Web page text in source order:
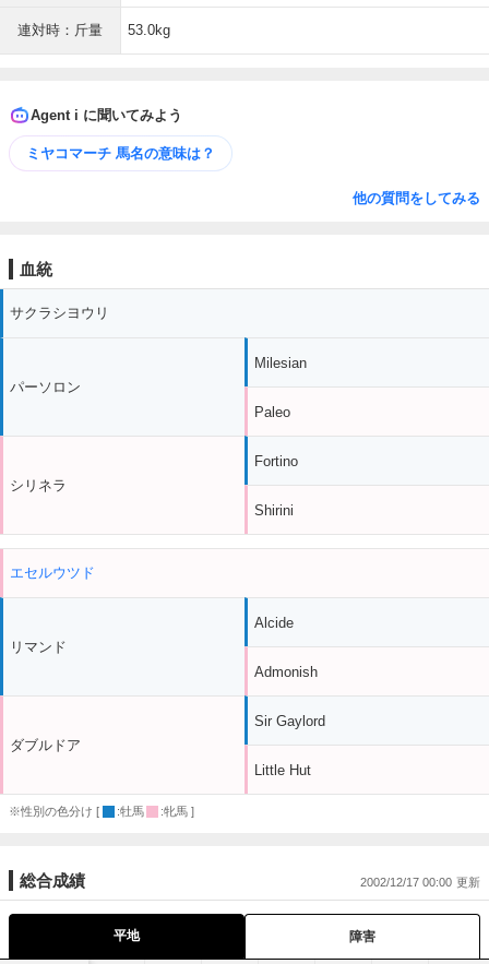
連対時：斤量 53.0kg
Agent i に聞いてみよう
ミヤコマーチ 馬名の意味は？
他の質問をしてみる
血統
サクラシヨウリ
パーソロン
シリネラ
Milesian
Paleo
Fortino
Shirini
エセルウツド
リマンド
ダブルドア
Alcide
Admonish
Sir Gaylord
Little Hut
※性別の色分け [ :牡馬 :牝馬 ]
総合成績 2002/12/17 00:00
平地 障害